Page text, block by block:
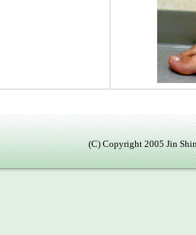
(C) Copyright 2005 Jin